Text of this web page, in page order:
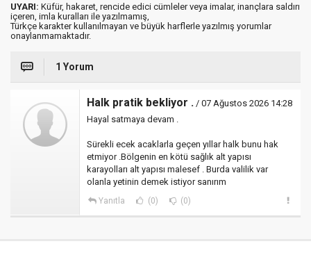
UYARI: Küfür, hakaret, rencide edici cümleler veya imalar, inançlara saldırı
içeren, imla kuralları ile yazılmamış,
Türkçe karakter kullanılmayan ve büyük harflerle yazılmış yorumlar
onaylanmamaktadır.
1 Yorum
Halk pratik bekliyor . / 07 Ağustos 2026 14:28
Hayal satmaya devam .
Sürekli ecek acaklarla geçen yıllar halk bunu hak
etmiyor .Bölgenin en kötü sağlık alt yapısı
karayolları alt yapısı malesef . Burda valilik var
olanla yetinin demek istiyor sanırım
Yanıtla (0) (0)